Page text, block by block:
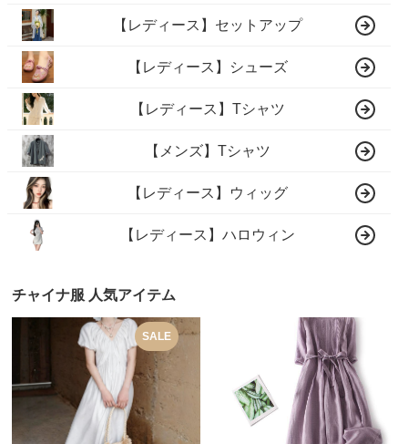
【レディース】セットアップ
【レディース】シューズ
【レディース】Tシャツ
【メンズ】Tシャツ
【レディース】ウィッグ
【レディース】ハロウィン
チャイナ服 人気アイテム
SALE